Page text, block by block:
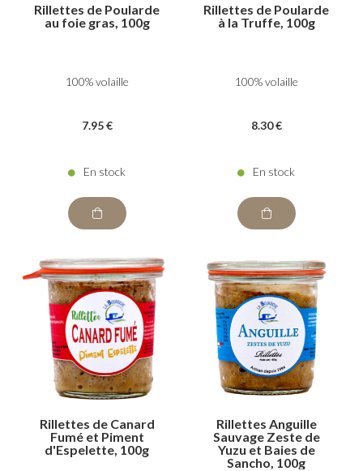
Rillettes de Poularde
au foie gras, 100g
100% volaille
7.95 €
En stock
Rillettes de Poularde
à la Truffe, 100g
100% volaille
8.30 €
En stock
Rillettes de Canard
Fumé et Piment
d'Espelette, 100g
Rillettes Anguille
Sauvage Zeste de
Yuzu et Baies de
Sancho, 100g